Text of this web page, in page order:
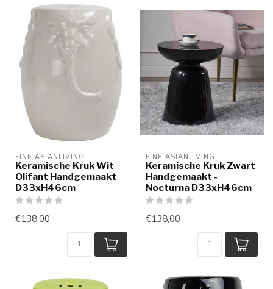
FINE ASIANLIVING
Keramische Kruk Wit
Olifant Handgemaakt
D33xH46cm
€138,00
FINE ASIANLIVING
Keramische Kruk Zwart
Handgemaakt -
Nocturna D33xH46cm
€138,00